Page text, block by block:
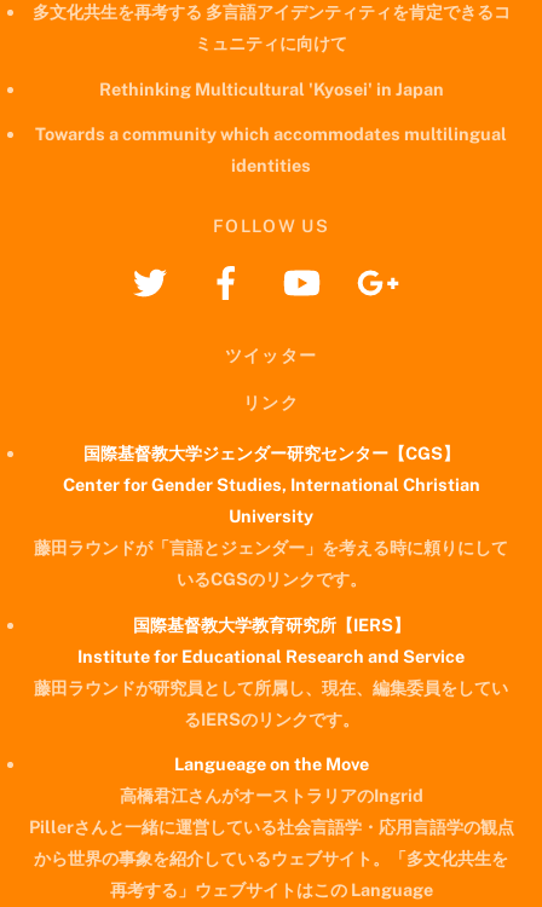
多文化共生を再考する 多言語アイデンティティを肯定できるコ
ミュニティに向けて
Rethinking Multicultural 'Kyosei' in Japan
Towards a community which accommodates multilingual
identities
FOLLOW US
ツイッター
リンク
国際基督教大学ジェンダー研究センター【CGS】
Center for Gender Studies, International Christian
University
藤田ラウンドが「言語とジェンダー」を考える時に頼りにして
いるCGSのリンクです。
国際基督教大学教育研究所【IERS】
Institute for Educational Research and Service
藤田ラウンドが研究員として所属し、現在、編集委員をしてい
るIERSのリンクです。
Langueage on the Move
高橋君江さんがオーストラリアのIngrid
Pillerさんと一緒に運営している社会言語学・応用言語学の観点
から世界の事象を紹介しているウェブサイト。「多文化共生を
再考する」ウェブサイトはこの Language